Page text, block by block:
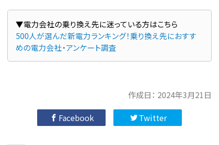
500人が選んだ新電力ランキング！乗り換え先におすす
めの電力会社・アンケート調査
作成日： 2024年3月21日
Facebook
Twitter